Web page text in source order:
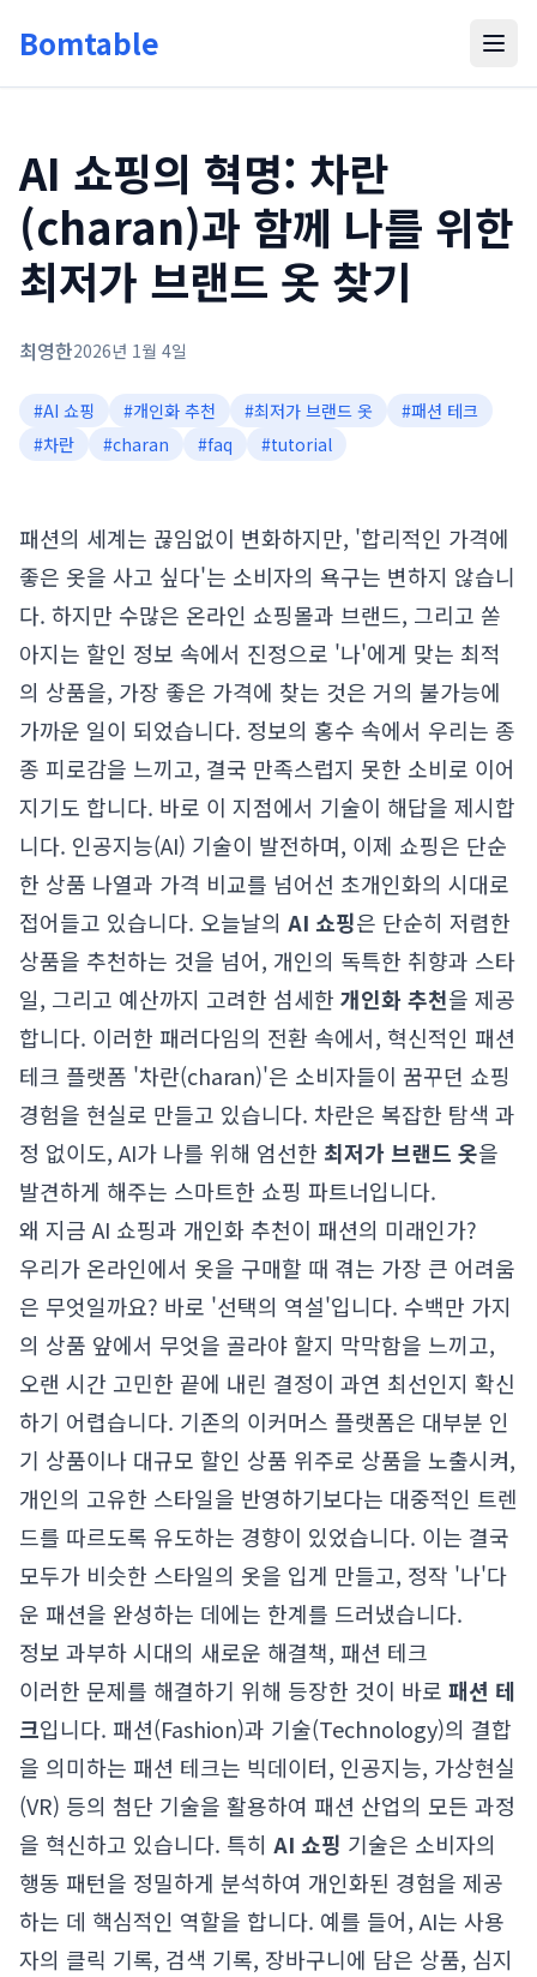
Bomtable
AI 쇼핑의 혁명: 차란
(charan)과 함께 나를 위한
최저가 브랜드 옷 찾기
최영한2026년 1월 4일
#AI 쇼핑 #개인화 추천 #최저가 브랜드 옷 #패션 테크
#차란 #charan #faq #tutorial
패션의 세계는 끊임없이 변화하지만, '합리적인 가격에
좋은 옷을 사고 싶다'는 소비자의 욕구는 변하지 않습니
다. 하지만 수많은 온라인 쇼핑몰과 브랜드, 그리고 쏟
아지는 할인 정보 속에서 진정으로 '나'에게 맞는 최적
의 상품을, 가장 좋은 가격에 찾는 것은 거의 불가능에
가까운 일이 되었습니다. 정보의 홍수 속에서 우리는 종
종 피로감을 느끼고, 결국 만족스럽지 못한 소비로 이어
지기도 합니다. 바로 이 지점에서 기술이 해답을 제시합
니다. 인공지능(AI) 기술이 발전하며, 이제 쇼핑은 단순
한 상품 나열과 가격 비교를 넘어선 초개인화의 시대로
접어들고 있습니다. 오늘날의 AI 쇼핑은 단순히 저렴한
상품을 추천하는 것을 넘어, 개인의 독특한 취향과 스타
일, 그리고 예산까지 고려한 섬세한 개인화 추천을 제공
합니다. 이러한 패러다임의 전환 속에서, 혁신적인 패션
테크 플랫폼 '차란(charan)'은 소비자들이 꿈꾸던 쇼핑
경험을 현실로 만들고 있습니다. 차란은 복잡한 탐색 과
정 없이도, AI가 나를 위해 엄선한 최저가 브랜드 옷을
발견하게 해주는 스마트한 쇼핑 파트너입니다.
왜 지금 AI 쇼핑과 개인화 추천이 패션의 미래인가?
우리가 온라인에서 옷을 구매할 때 겪는 가장 큰 어려움
은 무엇일까요? 바로 '선택의 역설'입니다. 수백만 가지
의 상품 앞에서 무엇을 골라야 할지 막막함을 느끼고,
오랜 시간 고민한 끝에 내린 결정이 과연 최선인지 확신
하기 어렵습니다. 기존의 이커머스 플랫폼은 대부분 인
기 상품이나 대규모 할인 상품 위주로 상품을 노출시켜,
개인의 고유한 스타일을 반영하기보다는 대중적인 트렌
드를 따르도록 유도하는 경향이 있었습니다. 이는 결국
모두가 비슷한 스타일의 옷을 입게 만들고, 정작 '나'다
운 패션을 완성하는 데에는 한계를 드러냈습니다.
정보 과부하 시대의 새로운 해결책, 패션 테크
이러한 문제를 해결하기 위해 등장한 것이 바로 패션 테
크입니다. 패션(Fashion)과 기술(Technology)의 결합
을 의미하는 패션 테크는 빅데이터, 인공지능, 가상현실
(VR) 등의 첨단 기술을 활용하여 패션 산업의 모든 과정
을 혁신하고 있습니다. 특히 AI 쇼핑 기술은 소비자의
행동 패턴을 정밀하게 분석하여 개인화된 경험을 제공
하는 데 핵심적인 역할을 합니다. 예를 들어, AI는 사용
자의 클릭 기록, 검색 기록, 장바구니에 담은 상품, 심지